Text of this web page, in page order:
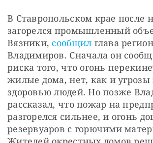
В Ставропольском крае после
загорелся промышленный
Вязники, сообщил глава
Владимиров. Сначала он
риска того, что огонь
жилые дома, нет, как и
здоровью людей. Но позже
рассказал, что пожар на
разгорелся сильнее, и огонь
резервуаров с горючими